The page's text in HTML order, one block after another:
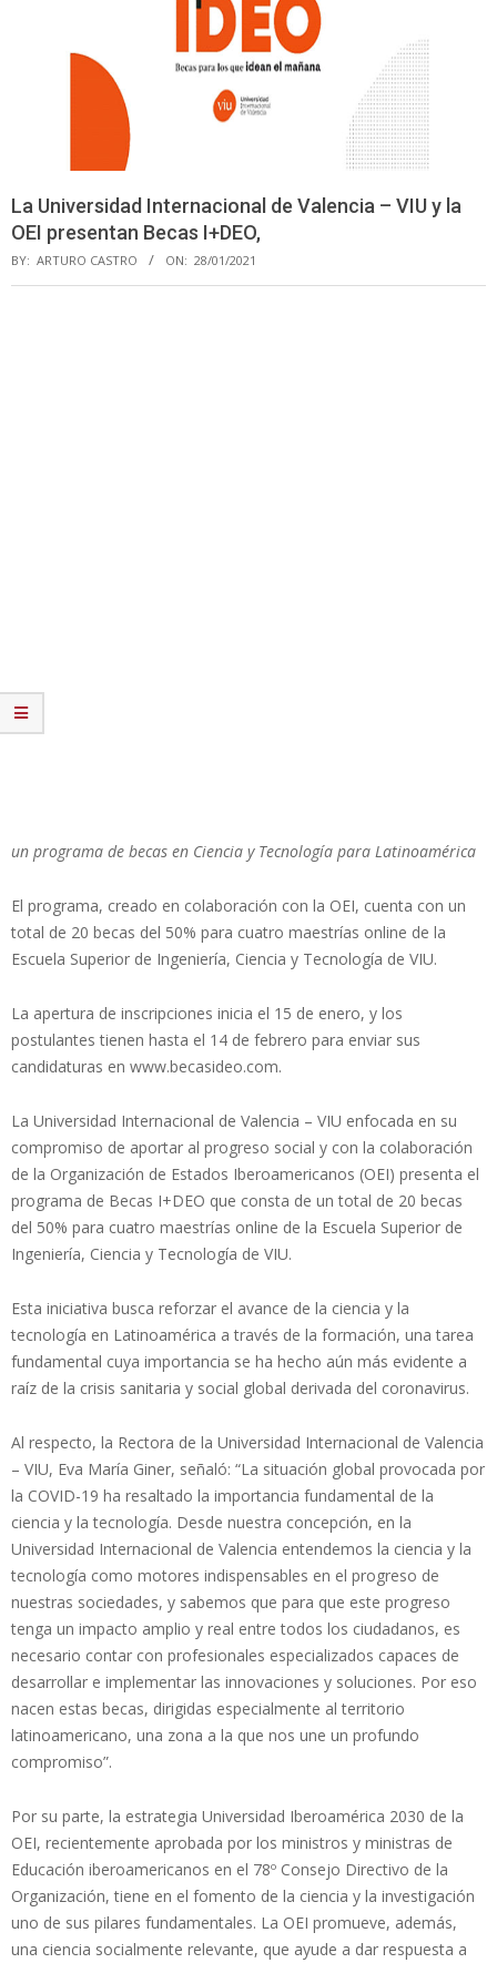
La Universidad Internacional de Valencia – VIU y la
OEI presentan Becas I+DEO,
BY: ARTURO CASTRO ON: 28/01/2021
un programa de becas en Ciencia y Tecnología para Latinoamérica
El programa, creado en colaboración con la OEI, cuenta con un
total de 20 becas del 50% para cuatro maestrías online de la
Escuela Superior de Ingeniería, Ciencia y Tecnología de VIU.
La apertura de inscripciones inicia el 15 de enero, y los
postulantes tienen hasta el 14 de febrero para enviar sus
candidaturas en www.becasideo.com.
La Universidad Internacional de Valencia – VIU enfocada en su
compromiso de aportar al progreso social y con la colaboración
de la Organización de Estados Iberoamericanos (OEI) presenta el
programa de Becas I+DEO que consta de un total de 20 becas
del 50% para cuatro maestrías online de la Escuela Superior de
Ingeniería, Ciencia y Tecnología de VIU.
Esta iniciativa busca reforzar el avance de la ciencia y la
tecnología en Latinoamérica a través de la formación, una tarea
fundamental cuya importancia se ha hecho aún más evidente a
raíz de la crisis sanitaria y social global derivada del coronavirus.
Al respecto, la Rectora de la Universidad Internacional de Valencia
– VIU, Eva María Giner, señaló: “La situación global provocada por
la COVID-19 ha resaltado la importancia fundamental de la
ciencia y la tecnología. Desde nuestra concepción, en la
Universidad Internacional de Valencia entendemos la ciencia y la
tecnología como motores indispensables en el progreso de
nuestras sociedades, y sabemos que para que este progreso
tenga un impacto amplio y real entre todos los ciudadanos, es
necesario contar con profesionales especializados capaces de
desarrollar e implementar las innovaciones y soluciones. Por eso
nacen estas becas, dirigidas especialmente al territorio
latinoamericano, una zona a la que nos une un profundo
compromiso”.
Por su parte, la estrategia Universidad Iberoamérica 2030 de la
OEI, recientemente aprobada por los ministros y ministras de
Educación iberoamericanos en el 78º Consejo Directivo de la
Organización, tiene en el fomento de la ciencia y la investigación
uno de sus pilares fundamentales. La OEI promueve, además,
una ciencia socialmente relevante, que ayude a dar respuesta a